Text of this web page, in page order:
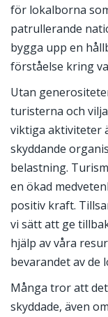
för lokalborna
patrullerande
bygga upp en
förståelse kring
Utan
turisterna och
viktiga aktiviteter
skyddande
belastning.
en ökad
positiv kraft.
vi sätt att ge
hjälp av våra
bevarandet av de
Många tror att
skyddade, även